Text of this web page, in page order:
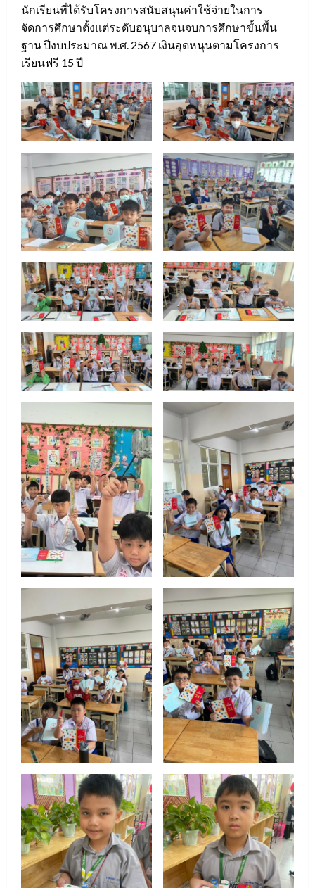
นักเรียนที่ได้รับโครงการสนับสนุนค่าใช้จ่ายในการ
จัดการศึกษาตั้งแต่ระดับอนุบาลจนจบการศึกษาขั้นพื้น
ฐาน ปีงบประมาณ พ.ศ. 2567 เงินอุดหนุนตามโครงการ
เรียนฟรี 15 ปี